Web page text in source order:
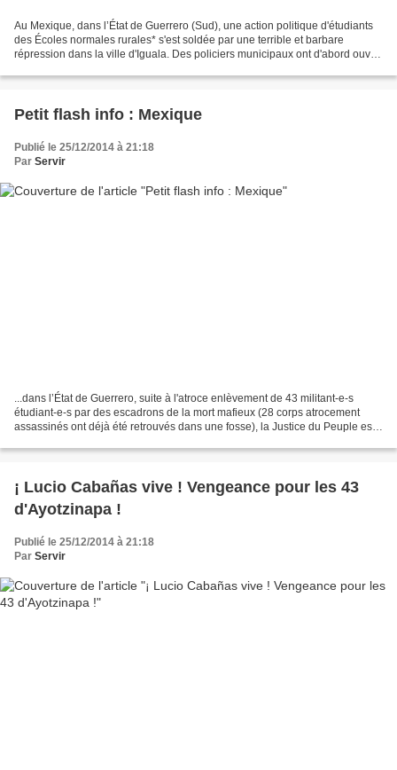
Au Mexique, dans l’État de Guerrero (Sud), une action politique d'étudiants
des Écoles normales rurales* s'est soldée par une terrible et barbare
répression dans la ville d'Iguala. Des policiers municipaux ont d'abord ouvert
Petit flash info : Mexique
Publié le 25/12/2014 à 21:18
Par Servir
...dans l’État de Guerrero, suite à l'atroce enlèvement de 43 militant-e-s
étudiant-e-s par des escadrons de la mort mafieux (28 corps atrocement
assassinés ont déjà été retrouvés dans une fosse), la Justice du Peuple est
¡ Lucio Cabañas vive ! Vengeance pour les 43
d'Ayotzinapa !
Publié le 25/12/2014 à 21:18
Par Servir